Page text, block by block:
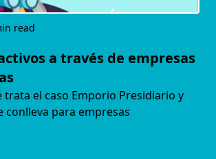
read
a través de empresas
trata el caso Emporio Presidiario y
conlleva para empresas